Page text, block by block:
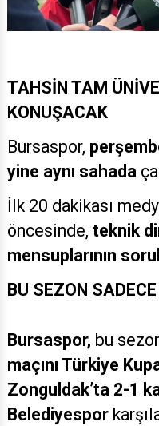
TAHSİN TAM
KONUŞACAK
Bursaspor,
yine aynı sahada
İlk 20 dakikası
öncesinde, teknik
mensuplarının
BU SEZON SADECE
Bursaspor, bu
maçını Türkiye
Zonguldak’ta 2-1
Belediyespor